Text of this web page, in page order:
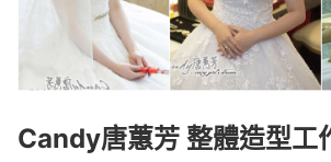
Candy唐蕙芳 整體造型工